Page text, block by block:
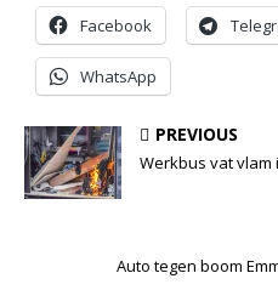
Facebook
WhatsApp
PREVIOUS
Werkbus vat vlam
Auto tegen boom